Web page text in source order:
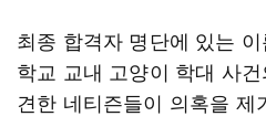
최종 합격자 명단에 있는
학교 교내 고양이 학대 사
견한 네티즌들이 의혹을 제